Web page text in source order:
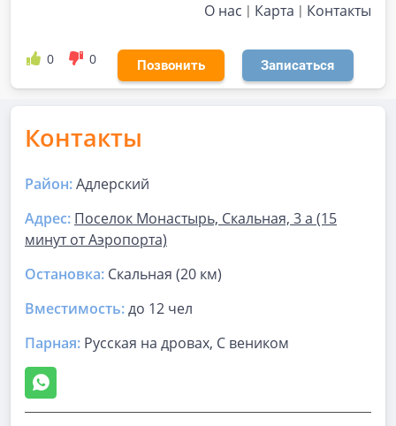
О нас Карта Контакты
0 0 Позвонить Записаться
Контакты
Район:Адлерский
Адрес: Поселок Монастырь, Скальная, 3 а (15
минут от Аэропорта)
Остановка: Скальная (20 км)
Вместимость:до 12 чел
Парная: Русская на дровах, С веником